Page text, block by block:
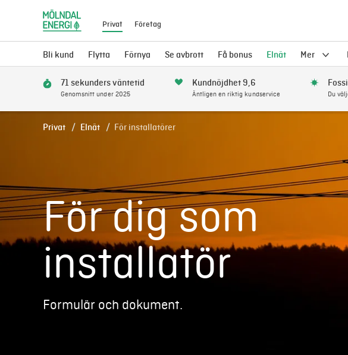
Privat Företag
Bli kund Flytta Förnya Se avbrott Få bonus Elnät Mer
71 sekunders väntetid
Genomsnitt under 2025
Kundnöjdhet 9,6
Äntligen en riktig kundservice Du
Privat Elnät För installatörer
För dig som
installatör
Formulär och dokument.